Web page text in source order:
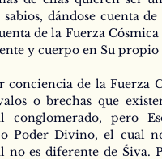
dándose cuenta
de la Fuerza
y cuerpo en Su propio
de la Fuerza
o brechas que
conglomerado, pero
Poder Divino, el cual
no es diferente de Śiva.